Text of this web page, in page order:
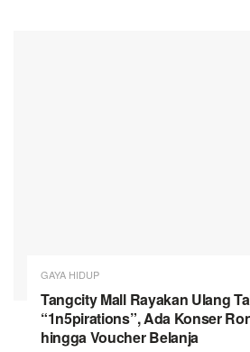
GAYA HIDUP
Tangcity Mall Rayakan Ulang
“1n5pirations”, Ada Konser
hingga Voucher Belanja